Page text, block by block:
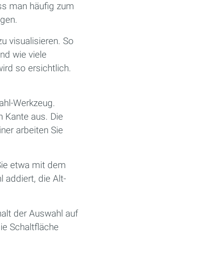
man häufig zum
visualisieren. So
wie viele
so ersichtlich.
Werkzeug.
Kante aus. Die
arbeiten Sie
etwa mit dem
addiert, die Alt-
der Auswahl auf
Schaltfläche